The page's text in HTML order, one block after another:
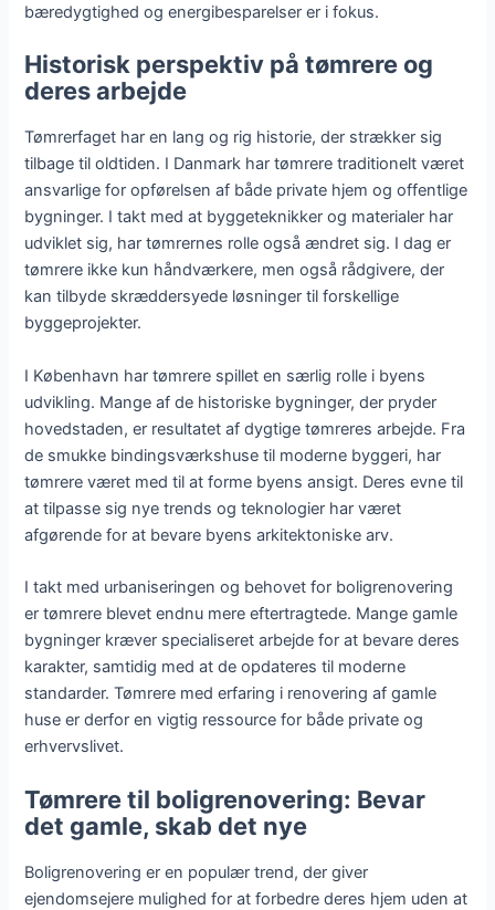
bæredygtighed og energibesparelser er i fokus.
Historisk perspektiv på tømrere og
deres arbejde
Tømrerfaget har en lang og rig historie, der strækker sig
tilbage til oldtiden. I Danmark har tømrere traditionelt været
ansvarlige for opførelsen af både private hjem og offentlige
bygninger. I takt med at byggeteknikker og materialer har
udviklet sig, har tømrernes rolle også ændret sig. I dag er
tømrere ikke kun håndværkere, men også rådgivere, der
kan tilbyde skræddersyede løsninger til forskellige
byggeprojekter.
I København har tømrere spillet en særlig rolle i byens
udvikling. Mange af de historiske bygninger, der pryder
hovedstaden, er resultatet af dygtige tømreres arbejde. Fra
de smukke bindingsværkshuse til moderne byggeri, har
tømrere været med til at forme byens ansigt. Deres evne til
at tilpasse sig nye trends og teknologier har været
afgørende for at bevare byens arkitektoniske arv.
I takt med urbaniseringen og behovet for boligrenovering
er tømrere blevet endnu mere eftertragtede. Mange gamle
bygninger kræver specialiseret arbejde for at bevare deres
karakter, samtidig med at de opdateres til moderne
standarder. Tømrere med erfaring i renovering af gamle
huse er derfor en vigtig ressource for både private og
erhvervslivet.
Tømrere til boligrenovering: Bevar
det gamle, skab det nye
Boligrenovering er en populær trend, der giver
ejendomsejere mulighed for at forbedre deres hjem uden at